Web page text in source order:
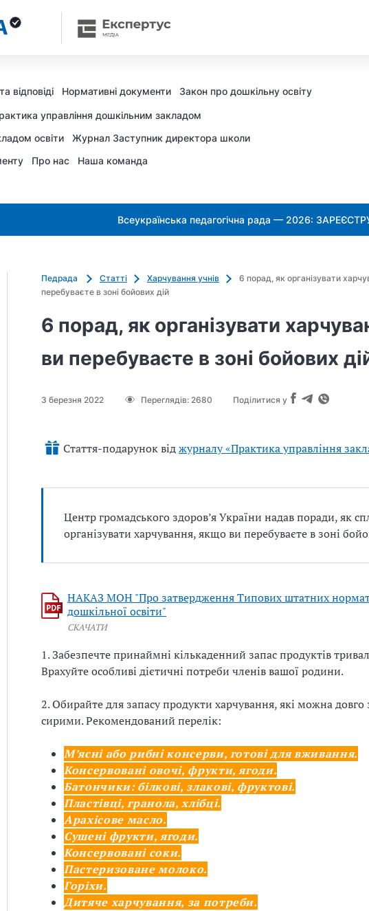
відповіді Нормативні документи Закон про дошкільну освіту
управління дошкільним закладом
освіти
Журнал Заступник директора школи
Про нас Наша команда
Всеукраїнська педагогічна рада — 2026:
Педрада Статті Харчування учнів
6 порад, як організувати
перебуваєте в зоні бойових дій
6 порад, як організувати
ви перебуваєте в зоні бойових
3 березня 2022 Переглядів: 2680 Поділитися у
Стаття-подарунок віджурналу «Практика управління
Центр громадського здоров’я України надав поради, як
організувати харчування, якщо ви перебуваєте в зоні
НАКАЗ МОН "Про затвердження Типових штатних
дошкільної освіти"
СКАЧАТИ
1. Забезпечте принаймні кількаденний запас продуктів
Врахуйте особливі дієтичні потреби членів вашої родини.
2. Обирайте для запасу продукти харчування, які можна довго
сирими. Рекомендований перелік:
М’ясні або рибні консерви, готові для вживання.
Консервовані овочі, фрукти, ягоди.
Батончики: білкові, злакові, фруктові.
Пластівці, гранола, хлібці.
Арахісове масло.
Сушені фрукти, ягоди.
Консервовані соки.
Пастеризоване молоко.
Горіхи.
Дитяче харчування, за потреби.